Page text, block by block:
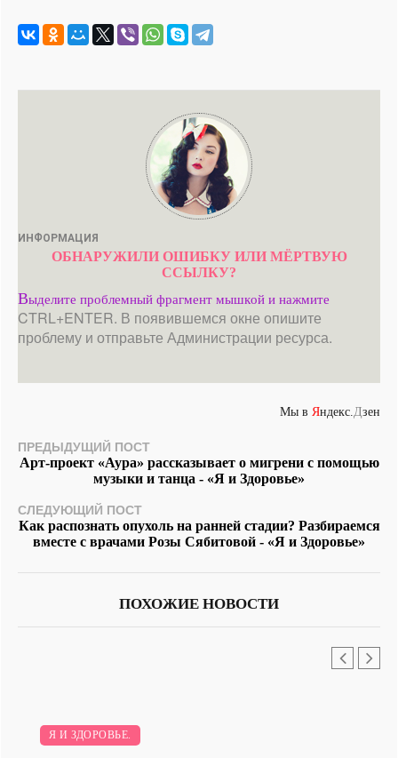
ИНФОРМАЦИЯ
ОБНАРУЖИЛИ ОШИБКУ ИЛИ МЁРТВУЮ
ССЫЛКУ?
Выделите проблемный фрагмент мышкой и нажмите
CTRL+ENTER. В появившемся окне опишите
проблему и отправьте Администрации ресурса.
Мы в Яндекс. Дзен
ПРЕДЫДУЩИЙ ПОСТ
Арт-проект «Аура» рассказывает о мигрени с помощью
музыки и танца - «Я и Здоровье»
СЛЕДУЮЩИЙ ПОСТ
Как распознать опухоль на ранней стадии? Разбираемся
вместе с врачами Розы Сябитовой - «Я и Здоровье»
ПОХОЖИЕ НОВОСТИ
Я И ЗДОРОВЬЕ.